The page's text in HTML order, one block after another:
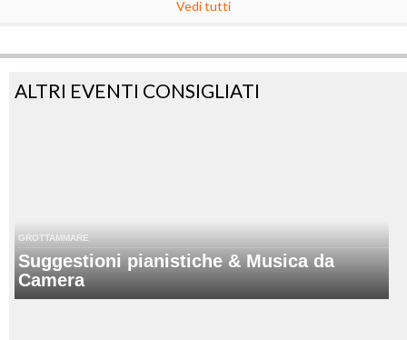
Vedi tutti
ALTRI EVENTI CONSIGLIATI
GROTTAMMARE
Suggestioni pianistiche & Musica da
Camera